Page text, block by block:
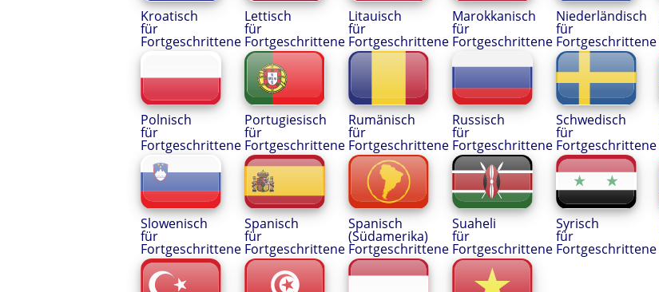
Kroatisch
für
Fortgeschrittene
Lettisch
für
Fortgeschrittene
Litauisch
für
Fortgeschrittene
Marokkanisch
für
Fortgeschrittene
Niederländisch
für
Fortgeschrittene
Polnisch
für
Fortgeschrittene
Portugiesisch
für
Fortgeschrittene
Rumänisch
für
Fortgeschrittene
Russisch
für
Fortgeschrittene
Schwedisch
für
Fortgeschrittene
Slowenisch
für
Fortgeschrittene
Spanisch
für
Fortgeschrittene
Spanisch
(Südamerika)
Fortgeschrittene
Suaheli
für
Fortgeschrittene
Syrisch
für
Fortgeschrittene